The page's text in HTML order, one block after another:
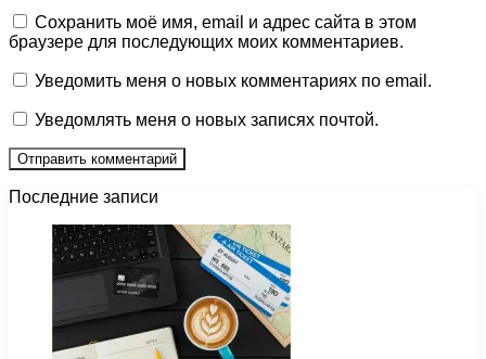
Сохранить моё имя, email и адрес сайта в этом
браузере для последующих моих комментариев.
Уведомить меня о новых комментариях по email.
Уведомлять меня о новых записях почтой.
Последние записи